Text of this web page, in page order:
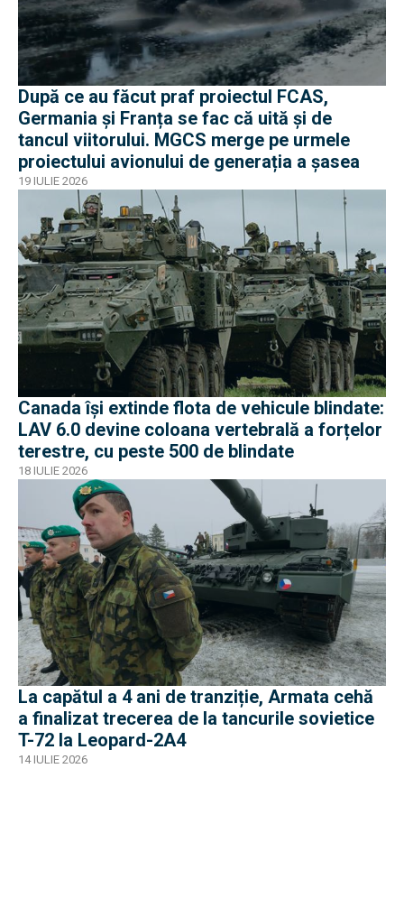
După ce au făcut praf proiectul FCAS,
Germania și Franța se fac că uită și de
tancul viitorului. MGCS merge pe urmele
proiectului avionului de generația a șasea
19 IULIE 2026
Canada își extinde flota de vehicule blindate:
LAV 6.0 devine coloana vertebrală a forțelor
terestre, cu peste 500 de blindate
18 IULIE 2026
La capătul a 4 ani de tranziție, Armata cehă
a finalizat trecerea de la tancurile sovietice
T-72 la Leopard-2A4
14 IULIE 2026